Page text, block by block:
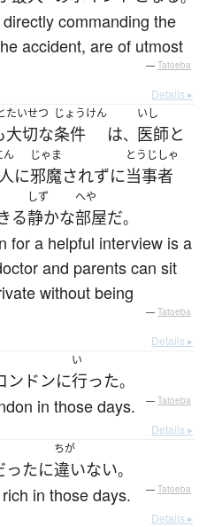
commanding the
accident, are of utmost
— Tatoeba
Details ▸
たいせつ
大切な
じょうけん
条件 は、
いし
医師と
ん
に
じゃま
邪魔されずに
とうじしゃ
当事者
る
しず
静かな
へや
部屋だ。
for a helpful interview is a
and parents can sit
without being
— Tatoeba
Details ▸
ンドンに
い
行った。
in those days. — Tatoeba
Details ▸
ったに
ちが
違いない。
in those days. — Tatoeba
Details ▸